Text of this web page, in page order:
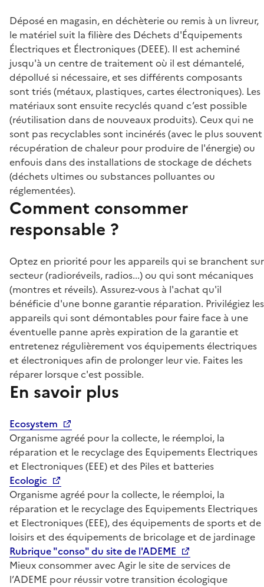
Déposé en magasin, en déchèterie ou remis à un livreur,
le matériel suit la filière des Déchets d'Équipements
Électriques et Électroniques (DEEE). Il est acheminé
jusqu'à un centre de traitement où il est démantelé,
dépollué si nécessaire, et ses différents composants
sont triés (métaux, plastiques, cartes électroniques). Les
matériaux sont ensuite recyclés quand c’est possible
(réutilisation dans de nouveaux produits). Ceux qui ne
sont pas recyclables sont incinérés (avec le plus souvent
récupération de chaleur pour produire de l'énergie) ou
enfouis dans des installations de stockage de déchets
(déchets ultimes ou substances polluantes ou
réglementées).
Comment consommer
responsable ?
Optez en priorité pour les appareils qui se branchent sur
secteur (radioréveils, radios...) ou qui sont mécaniques
(montres et réveils). Assurez-vous à l'achat qu'il
bénéficie d'une bonne garantie réparation. Privilégiez les
appareils qui sont démontables pour faire face à une
éventuelle panne après expiration de la garantie et
entretenez régulièrement vos équipements électriques
et électroniques afin de prolonger leur vie. Faites les
réparer lorsque c'est possible.
En savoir plus
Ecosystem
Organisme agréé pour la collecte, le réemploi, la
réparation et le recyclage des Equipements Electriques
et Electroniques (EEE) et des Piles et batteries
Ecologic
Organisme agréé pour la collecte, le réemploi, la
réparation et le recyclage des Equipements Electriques
et Electroniques (EEE), des équipements de sports et de
loisirs et des équipements de bricolage et de jardinage
Rubrique "conso" du site de l'ADEME
Mieux consommer avec Agir le site de services de
l’ADEME pour réussir votre transition écologique